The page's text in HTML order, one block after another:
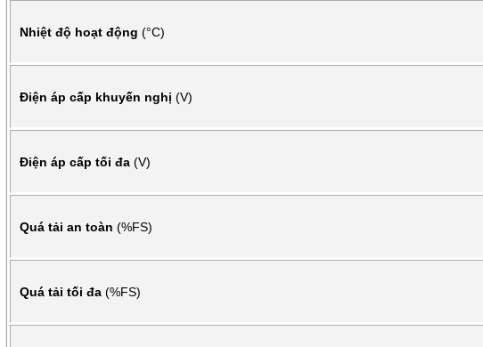
Nhiệt độ hoạt động (°C)
Điện áp cấp khuyến nghị (V)
Điện áp cấp tối đa (V)
Quá tải an toàn (%FS)
Quá tải tối đa (%FS)